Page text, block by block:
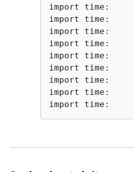
import time:
import time:
import time:
import time:
import time:
import time:
import time:
import time:
import time: